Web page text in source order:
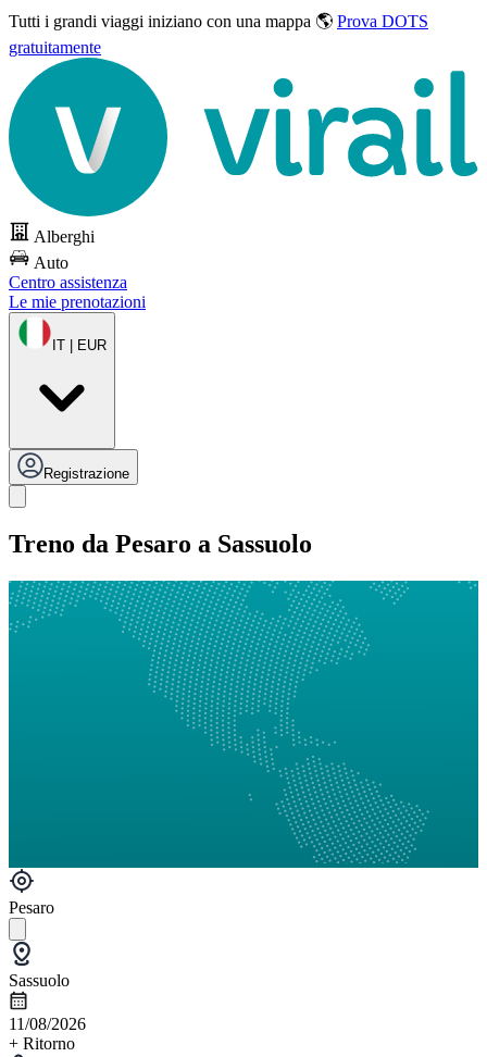
Tutti i grandi viaggi iniziano con una mappa 🌎 Prova DOTS
gratuitamente
Alberghi
Auto
Centro assistenza
Le mie prenotazioni
IT | EUR
Registrazione
Treno da Pesaro a Sassuolo
Pesaro
Sassuolo
11/08/2026
+ Ritorno